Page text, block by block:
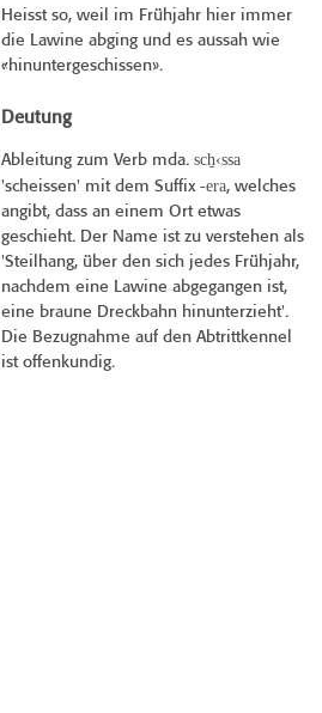
Heisst so, weil im Frühjahr hier immer
die Lawine abging und es aussah wie
«hinuntergeschissen».
Deutung
Ableitung zum Verb mda. sch̠‹ssa
'scheissen' mit dem Suffix -era, welches
angibt, dass an einem Ort etwas
geschieht. Der Name ist zu verstehen als
'Steilhang, über den sich jedes Frühjahr,
nachdem eine Lawine abgegangen ist,
eine braune Dreckbahn hinunterzieht'.
Die Bezugnahme auf den Abtrittkennel
ist offenkundig.